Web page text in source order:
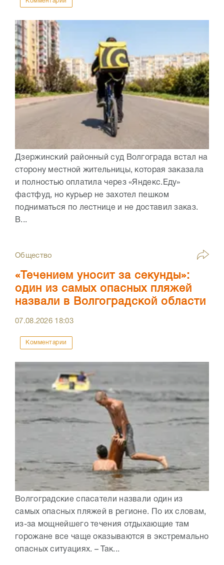
Дзержинский районный суд Волгограда встал на
сторону местной жительницы, которая заказала
и полностью оплатила через «Яндекс.Еду»
фастфуд, но курьер не захотел пешком
подниматься по лестнице и не доставил заказ.
В...
Общество
«Течением уносит за секунды»:
один из самых опасных пляжей
назвали в Волгоградской области
07.08.2026 18:03
Комментарии
Волгоградские спасатели назвали один из
самых опасных пляжей в регионе. По их словам,
из-за мощнейшего течения отдыхающие там
горожане все чаще оказываются в экстремально
опасных ситуациях. – Так...